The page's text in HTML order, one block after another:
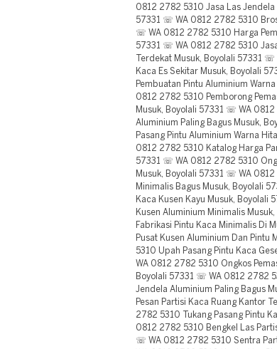
0812 2782 5310 Jasa Las Jendela
57331 ☏ WA 0812 2782 5310
☏ WA 0812 2782 5310 Harga
57331 ☏ WA 0812 2782 5310
Terdekat Musuk, Boyolali 57331
Kaca Es Sekitar Musuk, Boyolali
Pembuatan Pintu Aluminium
0812 2782 5310 Pemborong
Musuk, Boyolali 57331 ☏ WA
Aluminium Paling Bagus Musuk,
Pasang Pintu Aluminium Warna
0812 2782 5310 Katalog Harga
57331 ☏ WA 0812 2782 5310
Musuk, Boyolali 57331 ☏ WA
Minimalis Bagus Musuk, Boyolali
Kaca Kusen Kayu Musuk, Boyolali
Kusen Aluminium Minimalis
Fabrikasi Pintu Kaca Minimalis Di
Pusat Kusen Aluminium Dan
5310 Upah Pasang Pintu Kaca
WA 0812 2782 5310 Ongkos
Boyolali 57331 ☏ WA 0812 2782
Jendela Aluminium Paling Bagus
Pesan Partisi Kaca Ruang Kantor
2782 5310 Tukang Pasang Pintu
0812 2782 5310 Bengkel Las
☏ WA 0812 2782 5310 Sentra